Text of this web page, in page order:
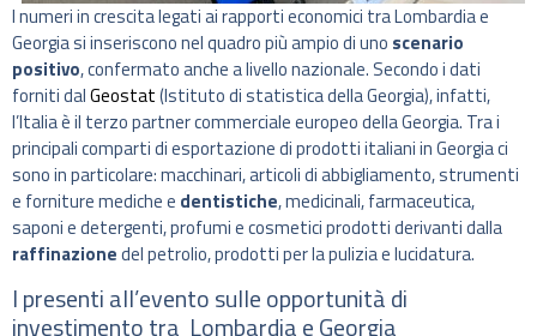
I numeri in crescita legati ai rapporti economici tra Lombardia e
Georgia si inseriscono nel quadro più ampio di uno scenario
positivo, confermato anche a livello nazionale. Secondo i dati
forniti dalGeostat(Istituto di statistica della Georgia), infatti,
l’Italia è il terzo partner commerciale europeo della Georgia. Tra i
principali comparti di esportazione di prodotti italiani in Georgia ci
sono in particolare: macchinari, articoli di abbigliamento, strumenti
e forniture mediche e dentistiche, medicinali, farmaceutica,
saponi e detergenti, profumi e cosmetici prodotti derivanti dalla
raffinazionedel petrolio, prodotti per la pulizia e lucidatura.
I presenti all’evento sulle opportunità di
investimento tra Lombardia e Georgia